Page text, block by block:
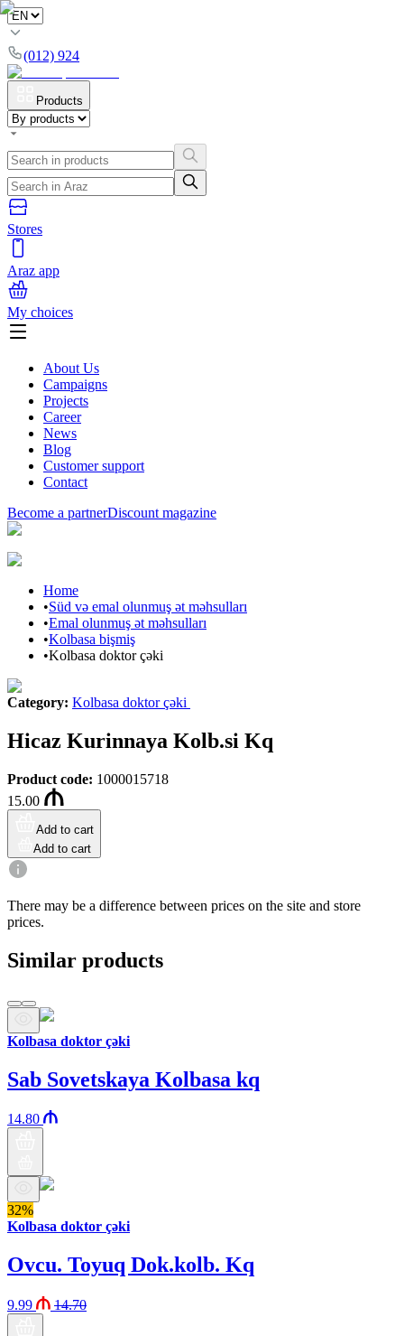
(012) 924
Products
Stores
Araz app
My choices
About Us
Campaigns
Projects
Career
News
Blog
Customer support
Contact
Become a partnerDiscount magazine
Home
•Süd və emal olunmuş ət məhsulları
•Emal olunmuş ət məhsulları
•Kolbasa bişmiş
•Kolbasa doktor çəki
Category: Kolbasa doktor çəki
Hicaz Kurinnaya Kolb.si Kq
Product code: 1000015718
15.00
Add to cart
Add to cart
There may be a difference between prices on the site and store
prices.
Similar products
Kolbasa doktor çəki
Sab Sovetskaya Kolbasa kq
14.80
32%
Kolbasa doktor çəki
Ovcu. Toyuq Dok.kolb. Kq
9.99 14.70